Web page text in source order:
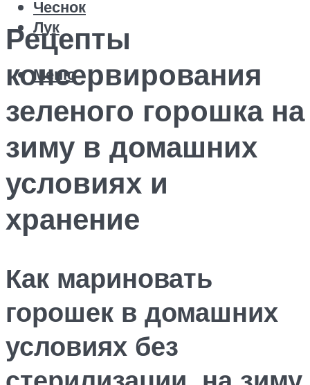
Чеснок
Лук
Меню
Рецепты
консервирования
зеленого горошка на
зиму в домашних
условиях и
хранение
Как мариновать
горошек в домашних
условиях без